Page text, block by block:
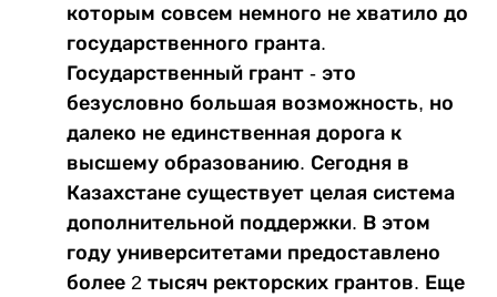
которым совсем немного не хватило до
государственного гранта.
Государственный грант - это
безусловно большая возможность, но
далеко не единственная дорога к
высшему образованию. Сегодня в
Казахстане существует целая система
дополнительной поддержки. В этом
году университетами предоставлено
более 2 тысяч ректорских грантов. Еще